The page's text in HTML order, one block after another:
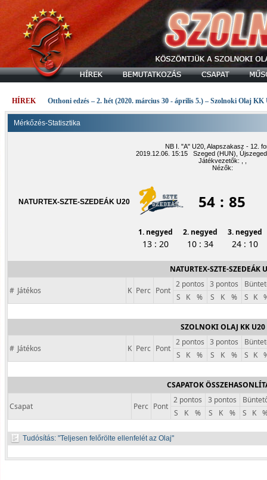
HÍREK Otthoni edzés – 2. hét (2020. március 30 - április 5.) – Szolnoki Olaj KK
Mérkőzés-Statisztika
NB I. "A" U20, Alapszakasz - 12.
2019.12.06. 15:15 Szeged (HUN),
Játékvezetők: , ,
Nézők:
NATURTEX-SZTE-SZEDEÁK U20 54 : 85
1. negyed 2. negyed 3. negyed
13 : 20 10 : 34 24 : 10
NATURTEX-SZTE-SZEDEÁK
# Játékos K Perc Pont
2 pontos 3 pontos
S
K % S K % S K
SZOLNOKI OLAJ KK U20
# Játékos K Perc Pont
2 pontos 3 pontos
S
K % S K % S K
CSAPATOK
Csapat Perc Pont
2 pontos 3 pontos
S
K % S K % S K
Tudósítás: Teljesen felőrölte ellenfelét az Olaj